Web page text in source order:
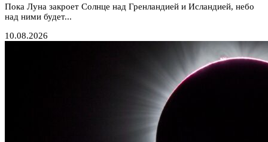
Пока Луна закроет Солнце над Гренландией и Исландией, небо
над ними будет...
10.08.2026